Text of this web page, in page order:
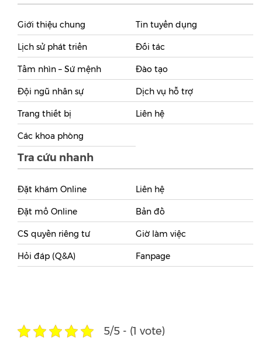
Giới thiệu chung
Lịch sử phát triển
Tầm nhìn – Sứ mệnh
Đội ngũ nhân sự
Trang thiết bị
Các khoa phòng
Tin tuyển dụng
Đối tác
Đào tạo
Dịch vụ hỗ trợ
Liên hệ
Tra cứu nhanh
Đặt khám Online
Đặt mổ Online
CS quyền riêng tư
Hỏi đáp (Q&A)
Liên hệ
Bản đồ
Giờ làm việc
Fanpage
5/5 - (1 vote)